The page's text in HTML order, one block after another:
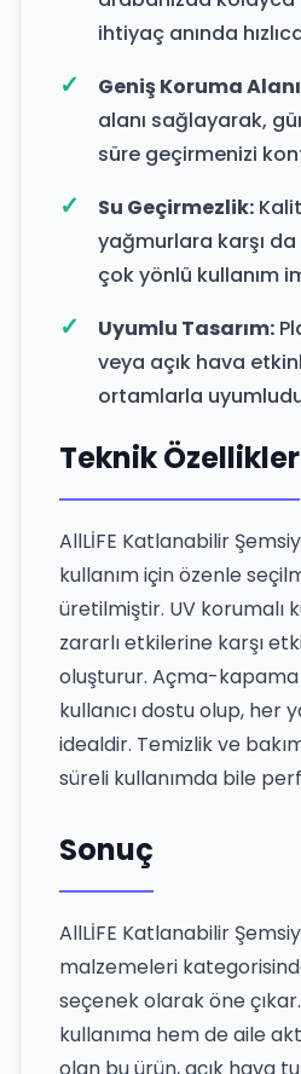
ihtiyaç anında
Geniş Koruma
alanı sağlayarak,
süre geçirmenizi
Su Geçirmezlik:
yağmurlara karşı
çok yönlü kullanım
Uyumlu Tasarım:
veya açık hava
ortamlarla
Teknik Özellikler
AllLİFE Katlanabilir
kullanım için özenle
üretilmiştir. UV korumalı
zararlı etkilerine karşı
oluşturur. Açma-kapama
kullanıcı dostu olup, her
idealdir. Temizlik ve
süreli kullanımda bile
Sonuç
AllLİFE Katlanabilir
malzemeleri
seçenek olarak öne
kullanıma hem de aile
olan bu ürün, açık hava